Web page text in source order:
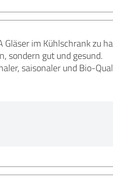
im Kühlschrank zu
sondern gut und gesund.
saisonaler und Bio-